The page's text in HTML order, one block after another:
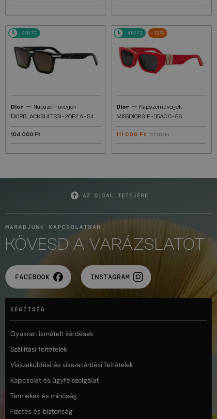
48/72
Dior — Napszemüvegek
DIORBLACKSUIT S3I - 20F2 A - 54
104 000 Ft
48/72 -12%
Dior — Napszemüvegek
MISSDIOR S1F - 35A0 O - 56
111 000 Ft 127 000 Ft
AZ OLDAL TETEJÉRE
MARADJUNK KAPCSOLATBAN
KÖVESD A VARÁZSLATOT
FACEBOOK INSTAGRAM
SEGÍTSÉG
Gyakran ismételt kérdések
Szállítási feltételek
Visszaküldési és visszatérítési feltételek
Kapcsolat és ügyfélszolgálat
Termékek és minőség
Fizetés és biztonság